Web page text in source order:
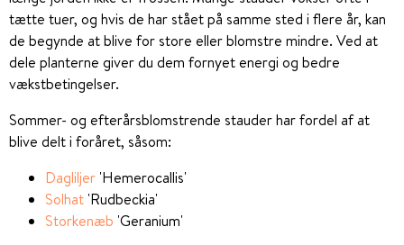
tætte tuer, og hvis de har stået på samme sted i flere år, kan
de begynde at blive for store eller blomstre mindre. Ved at
dele planterne giver du dem fornyet energi og bedre
vækstbetingelser.
Sommer- og efterårsblomstrende stauder har fordel af at
blive delt i foråret, såsom:
Dagliljer 'Hemerocallis'
Solhat 'Rudbeckia'
Storkenæb 'Geranium'